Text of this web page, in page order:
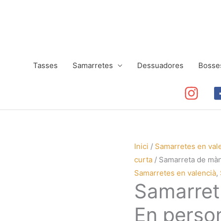
Tasses Samarretes Dessuadores
Inici / Samarretes en
curta / Samarreta de
Samarretes en valencià,
En